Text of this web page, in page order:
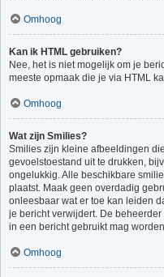
Omhoog
Kan ik HTML gebruiken?
Nee, het is niet mogelijk om je
meeste opmaak die je via HTML
Omhoog
Wat zijn Smilies?
Smilies zijn kleine afbeeldingen
gevoelstoestand uit te drukken,
ongelukkig. Alle beschikbare
plaatst. Maak geen overdadig
onleesbaar wat er toe kan leiden
je bericht verwijdert. De
in een bericht gebruikt mag
Omhoog